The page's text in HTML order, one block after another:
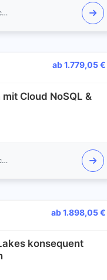
New Elements GmbH / IT-Schulungen.com
ab 1.779,05 €
Cloud NoSQL &
New Elements GmbH / IT-Schulungen.com
ab 1.898,05 €
konsequent